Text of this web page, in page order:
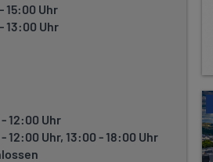
15:00 Uhr
13:00 Uhr
12:00 Uhr
12:00 Uhr, 13:00 - 18:00 Uhr